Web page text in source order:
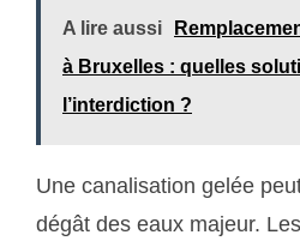
A lire aussi
à Bruxelles : quelles
l’interdiction ?
Une canalisation gelée
dégât des eaux majeur.